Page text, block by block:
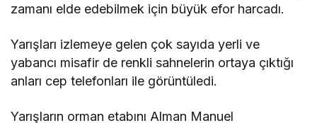
zamanı elde edebilmek için büyük efor harcadı.
Yarışları izlemeye gelen çok sayıda yerli ve
yabancı misafir de renkli sahnelerin ortaya çıktığı
anları cep telefonları ile görüntüledi.
Yarışların orman etabını Alman Manuel